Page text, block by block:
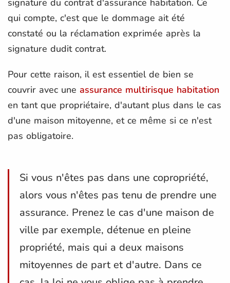
qui compte, c'est que le dommage ait été
constaté ou la réclamation exprimée après la
signature dudit contrat.
Pour cette raison, il est essentiel de bien se
couvrir avec une assurance multirisque habitation
en tant que propriétaire, d'autant plus dans le cas
d'une maison mitoyenne, et ce même si ce n'est
pas obligatoire.
Si vous n'êtes pas dans une copropriété,
alors vous n'êtes pas tenu de prendre une
assurance. Prenez le cas d'une maison de
ville par exemple, détenue en pleine
propriété, mais qui a deux maisons
mitoyennes de part et d'autre. Dans ce